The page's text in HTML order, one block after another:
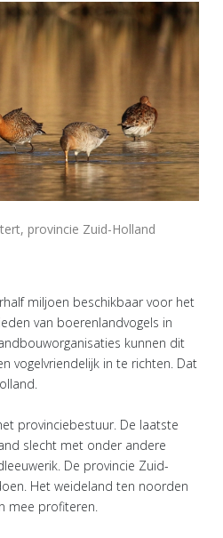
provincie Zuid-Holland
miljoen beschikbaar voor het
van boerenlandvogels in
kunnen dit
vogelvriendelijk in te richten. Dat
provinciebestuur. De laatste
slecht met onder andere
De provincie Zuid-
Het weideland ten noorden
mee profiteren.